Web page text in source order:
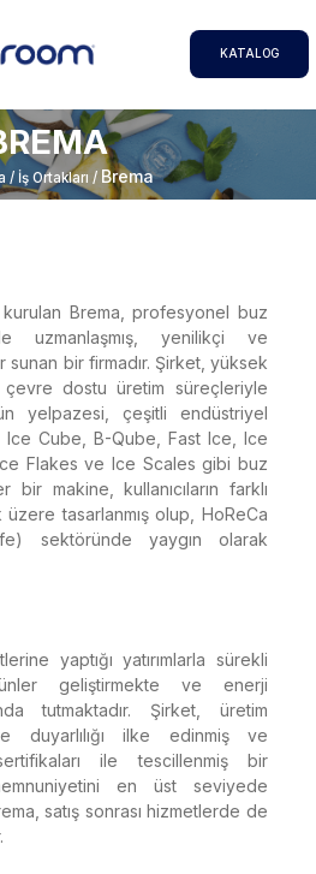
KATALOG
/ İş Ortakları / Brema
yaptığı yatırımlarla sürekli
geliştirmekte ve enerji
tutmaktadır. Şirket, üretim
duyarlılığı ilke edinmiş ve
ile tescillenmiş bir
en üst seviyede
satış sonrası hizmetlerde de
kurulan Brema, profesyonel buz
uzmanlaşmış, yenilikçi ve
bir firmadır. Şirket, yüksek
çevre dostu üretim süreçleriyle
yelpazesi, çeşitli endüstriyel
Cube, B-Qube, Fast Ice, Ice
Flakes ve Ice Scales gibi buz
bir makine, kullanıcıların farklı
üzere tasarlanmış olup, HoReCa
sektöründe yaygın olarak